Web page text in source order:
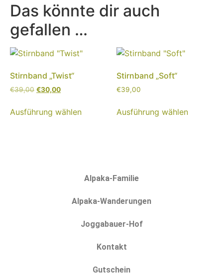
Das könnte dir auch
gefallen …
Stirnband „Twist“
€39,00 €30,00
Ausführung wählen
Stirnband „Soft“
€39,00
Ausführung wählen
Alpaka-Familie
Alpaka-Wanderungen
Joggabauer-Hof
Kontakt
Gutschein